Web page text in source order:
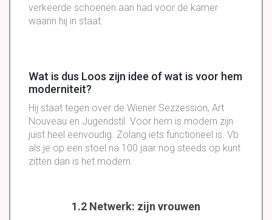
verkeerde schoenen aan had voor de kamer
waarin hij in staat.
Wat is dus Loos zijn idee of wat is voor hem
moderniteit?
Hij staat tegen over de Wiener Sezzession, Art
Nouveau en Jugendstil. Voor hem is modern zijn
juist heel eenvoudig. Zolang iets functioneel is. Vb
als je op een stoel na 100 jaar nog steeds op kunt
zitten dan is het modern.
1.2 Netwerk: zijn vrouwen